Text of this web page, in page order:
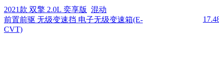
2021款 双擎 2.0L 奕享版 混动
前置前驱 无级变速挡 电子无级变速箱(E-
CVT)